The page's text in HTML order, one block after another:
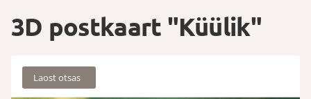
3D postkaart "Küülik"
Laost otsas